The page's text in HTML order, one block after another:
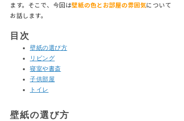
ます。そこで、今回は壁紙の色とお部屋の雰囲気について
お話します。
目次
壁紙の選び方
リビング
寝室や書斎
子供部屋
トイレ
壁紙の選び方